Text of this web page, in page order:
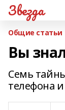
Звезда
Общие статьи
Вы
Семь
телефона